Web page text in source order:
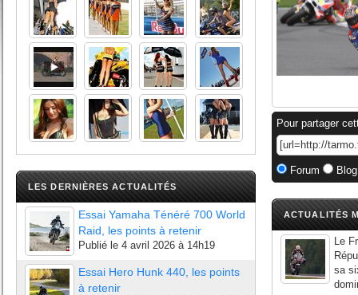
LES DERNIÈRES ACTUALITÉS
Essai Yamaha Ténéré 700 World
Raid, les points à retenir
Publié le 4 avril 2026 à 14h19
Essai Hero Hunk 440, les points
à retenir
Pour partager
Forum
ACTUALITÉS
Le
sa